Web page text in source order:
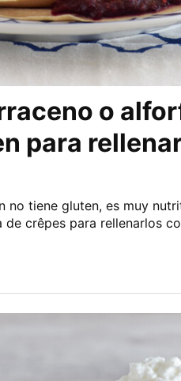
o
para
no tiene gluten, es muy
crêpes para rellenarlos